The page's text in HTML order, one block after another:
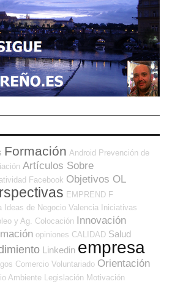
Formación Android Prevención de
Artículos Sobre
Facebook Objetivos OL
EMPREND F
Ideas de Negocio Valencia Iniciativas
y Ag. Colocación
Innovación
opiniones CALIDAD Salud
Linkedin empresa
Comercio Voluntariado Orientación
Ambiente Legislación Motivación